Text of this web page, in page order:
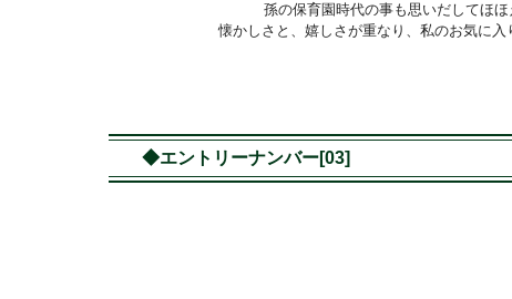
孫の保育園時代の事も思いだしてほほ
懐かしさと、嬉しさが重なり、 私のお気に入
◆エントリーナンバー[03]